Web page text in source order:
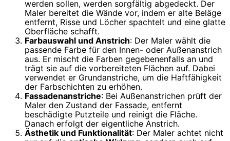
werden sollen, werden sorgfältig abgedeckt. Der
Maler bereitet die Wände vor, indem er alte Beläge
entfernt, Risse und Löcher spachtelt und eine glatte
Oberfläche schafft.
Farbauswahl und Anstrich: Der Maler wählt die
passende Farbe für den Innen- oder Außenanstrich
aus. Er mischt die Farben gegebenenfalls an und
trägt sie auf die vorbereiteten Flächen auf. Dabei
verwendet er Grundanstriche, um die Haftfähigkeit
der Farbschichten zu erhöhen.
Fassadenanstriche: Bei Außenanstrichen prüft der
Maler den Zustand der Fassade, entfernt
beschädigte Putzteile und reinigt die Fläche.
Danach erfolgt der eigentliche Anstrich.
Ästhetik und Funktionalität: Der Maler achtet nicht